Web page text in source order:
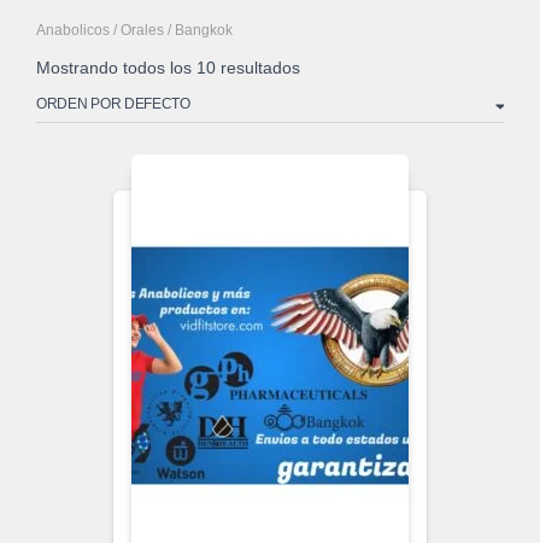
Anabolicos / Orales / Bangkok
Mostrando todos los 10 resultados